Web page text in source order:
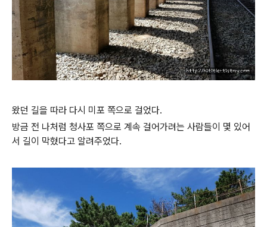
왔던 길을 따라 다시 미포 쪽으로 걸었다.
방금 전 나처럼 청사포 쪽으로 계속 걸어가려는 사람들이 몇 있어
서 길이 막혔다고 알려주었다.